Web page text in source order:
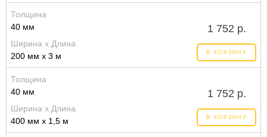
Толщина
40 мм
Ширина x Длина
200 мм x 3 м
1 752 р.
В КОРЗИНУ
Толщина
40 мм
Ширина x Длина
400 мм x 1,5 м
1 752 р.
В КОРЗИНУ